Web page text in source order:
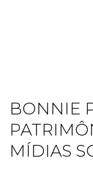
BONNIE
MÍDIAS